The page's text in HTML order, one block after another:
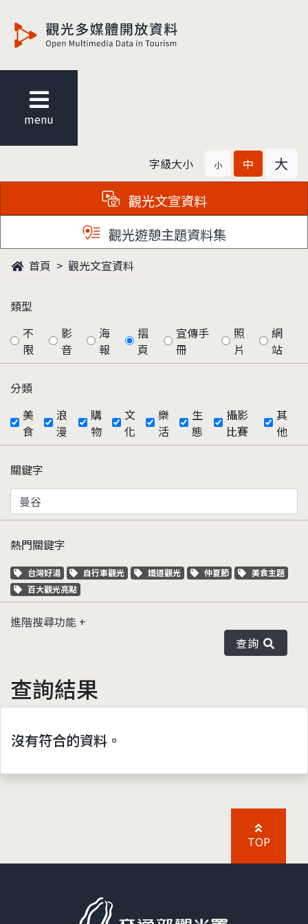
menu
字級大小 小 中 大
觀光文宣資料
觀光遊憩主題資料集
首頁 觀光文宣資料
類型
不
限
影
音
海
報
摺
頁
宣傳手
冊
照
片
網
站
分類
美
食
浪
漫
購
物
文
化
樂
活
生
態
攝影
比賽
其
他
關鍵字
熱門關鍵字
關鍵字標籤
台灣好湯 關鍵字標籤
自行車觀光 關鍵字標籤
鐵道觀光 關鍵字標籤
仲夏節 關鍵字標籤
美食主題
關鍵字標籤
百大觀光亮點
進階搜尋功能
查詢
查詢結果
沒有符合的資料。
TOP